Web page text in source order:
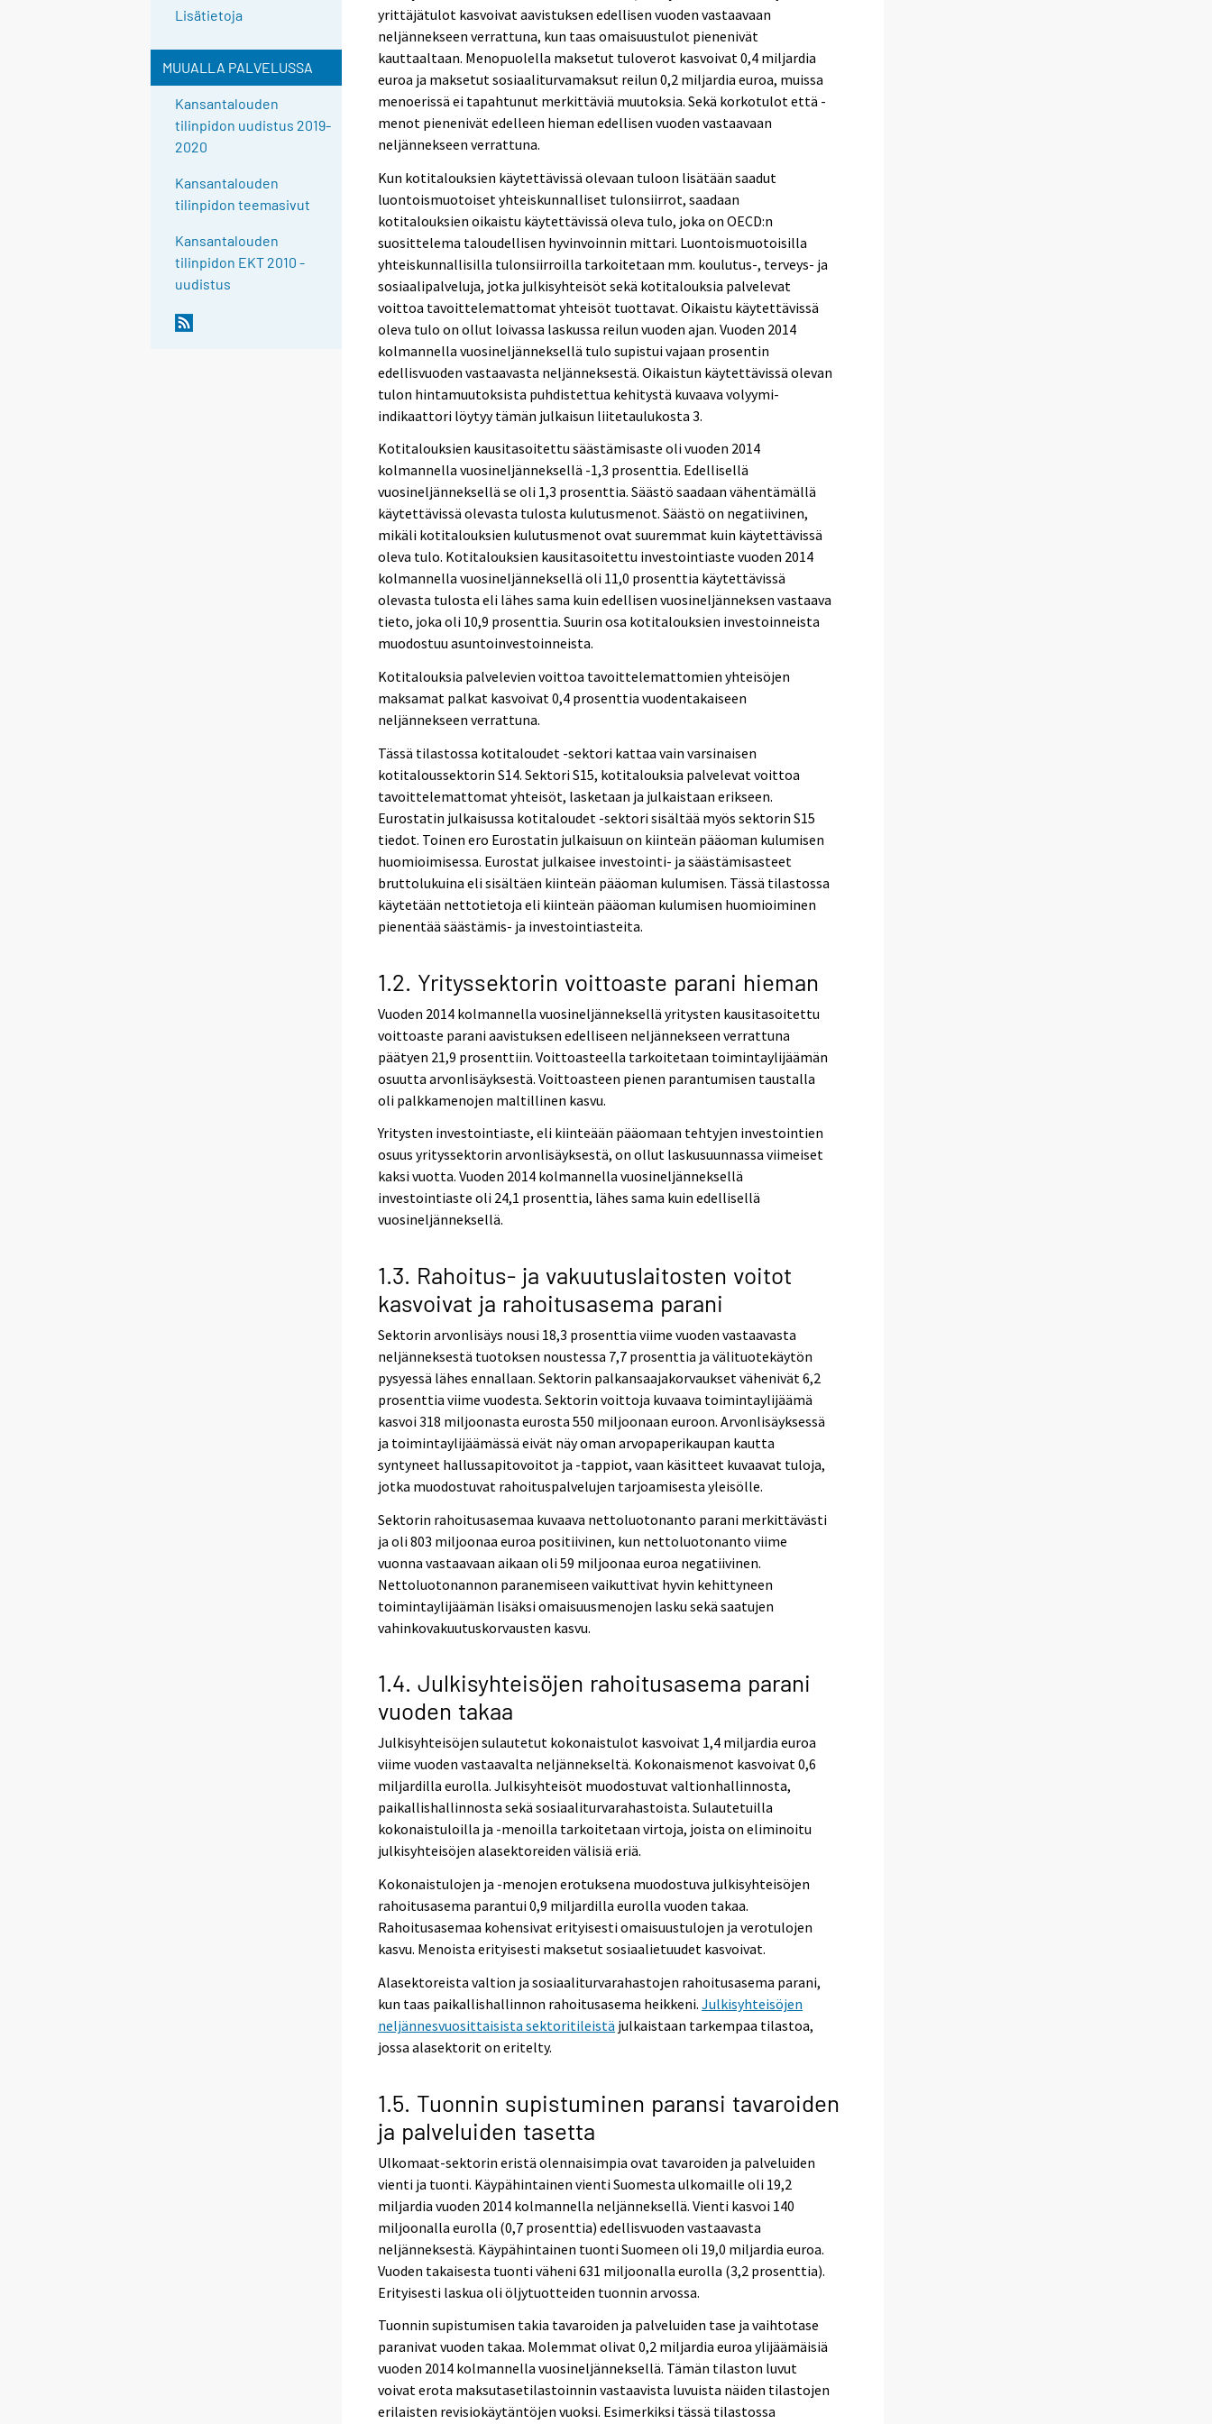
Lisätietoja
MUUALLA PALVELUSSA
Kansantalouden
tilinpidon uudistus 2019-
2020
Kansantalouden
tilinpidon teemasivut
Kansantalouden
tilinpidon EKT 2010 -
uudistus
yrittäjätulot kasvoivat aavistuksen edellisen vuoden vastaavaan
neljännekseen verrattuna, kun taas omaisuustulot pienenivät
kauttaaltaan. Menopuolella maksetut tuloverot kasvoivat 0,4 miljardia
euroa ja maksetut sosiaaliturvamaksut reilun 0,2 miljardia euroa, muissa
menoerissä ei tapahtunut merkittäviä muutoksia. Sekä korkotulot että -
menot pienenivät edelleen hieman edellisen vuoden vastaavaan
neljännekseen verrattuna.
Kun kotitalouksien käytettävissä olevaan tuloon lisätään saadut
luontoismuotoiset yhteiskunnalliset tulonsiirrot, saadaan
kotitalouksien oikaistu käytettävissä oleva tulo, joka on OECD:n
suosittelema taloudellisen hyvinvoinnin mittari. Luontoismuotoisilla
yhteiskunnallisilla tulonsiirroilla tarkoitetaan mm. koulutus-, terveys- ja
sosiaalipalveluja, jotka julkisyhteisöt sekä kotitalouksia palvelevat
voittoa tavoittelemattomat yhteisöt tuottavat. Oikaistu käytettävissä
oleva tulo on ollut loivassa laskussa reilun vuoden ajan. Vuoden 2014
kolmannella vuosineljänneksellä tulo supistui vajaan prosentin
edellisvuoden vastaavasta neljänneksestä. Oikaistun käytettävissä olevan
tulon hintamuutoksista puhdistettua kehitystä kuvaava volyymi-
indikaattori löytyy tämän julkaisun liitetaulukosta 3.
Kotitalouksien kausitasoitettu säästämisaste oli vuoden 2014
kolmannella vuosineljänneksellä -1,3 prosenttia. Edellisellä
vuosineljänneksellä se oli 1,3 prosenttia. Säästö saadaan vähentämällä
käytettävissä olevasta tulosta kulutusmenot. Säästö on negatiivinen,
mikäli kotitalouksien kulutusmenot ovat suuremmat kuin käytettävissä
oleva tulo. Kotitalouksien kausitasoitettu investointiaste vuoden 2014
kolmannella vuosineljänneksellä oli 11,0 prosenttia käytettävissä
olevasta tulosta eli lähes sama kuin edellisen vuosineljänneksen vastaava
tieto, joka oli 10,9 prosenttia. Suurin osa kotitalouksien investoinneista
muodostuu asuntoinvestoinneista.
Kotitalouksia palvelevien voittoa tavoittelemattomien yhteisöjen
maksamat palkat kasvoivat 0,4 prosenttia vuodentakaiseen
neljännekseen verrattuna.
Tässä tilastossa kotitaloudet -sektori kattaa vain varsinaisen
kotitaloussektorin S14. Sektori S15, kotitalouksia palvelevat voittoa
tavoittelemattomat yhteisöt, lasketaan ja julkaistaan erikseen.
Eurostatin julkaisussa kotitaloudet -sektori sisältää myös sektorin S15
tiedot. Toinen ero Eurostatin julkaisuun on kiinteän pääoman kulumisen
huomioimisessa. Eurostat julkaisee investointi- ja säästämisasteet
bruttolukuina eli sisältäen kiinteän pääoman kulumisen. Tässä tilastossa
käytetään nettotietoja eli kiinteän pääoman kulumisen huomioiminen
pienentää säästämis- ja investointiasteita.
1.2. Yrityssektorin voittoaste parani hieman
Vuoden 2014 kolmannella vuosineljänneksellä yritysten kausitasoitettu
voittoaste parani aavistuksen edelliseen neljännekseen verrattuna
päätyen 21,9 prosenttiin. Voittoasteella tarkoitetaan toimintaylijäämän
osuutta arvonlisäyksestä. Voittoasteen pienen parantumisen taustalla
oli palkkamenojen maltillinen kasvu.
Yritysten investointiaste, eli kiinteään pääomaan tehtyjen investointien
osuus yrityssektorin arvonlisäyksestä, on ollut laskusuunnassa viimeiset
kaksi vuotta. Vuoden 2014 kolmannella vuosineljänneksellä
investointiaste oli 24,1 prosenttia, lähes sama kuin edellisellä
vuosineljänneksellä.
1.3. Rahoitus- ja vakuutuslaitosten voitot
kasvoivat ja rahoitusasema parani
Sektorin arvonlisäys nousi 18,3 prosenttia viime vuoden vastaavasta
neljänneksestä tuotoksen noustessa 7,7 prosenttia ja välituotekäytön
pysyessä lähes ennallaan. Sektorin palkansaajakorvaukset vähenivät 6,2
prosenttia viime vuodesta. Sektorin voittoja kuvaava toimintaylijäämä
kasvoi 318 miljoonasta eurosta 550 miljoonaan euroon. Arvonlisäyksessä
ja toimintaylijäämässä eivät näy oman arvopaperikaupan kautta
syntyneet hallussapitovoitot ja -tappiot, vaan käsitteet kuvaavat tuloja,
jotka muodostuvat rahoituspalvelujen tarjoamisesta yleisölle.
Sektorin rahoitusasemaa kuvaava nettoluotonanto parani merkittävästi
ja oli 803 miljoonaa euroa positiivinen, kun nettoluotonanto viime
vuonna vastaavaan aikaan oli 59 miljoonaa euroa negatiivinen.
Nettoluotonannon paranemiseen vaikuttivat hyvin kehittyneen
toimintaylijäämän lisäksi omaisuusmenojen lasku sekä saatujen
vahinkovakuutuskorvausten kasvu.
1.4. Julkisyhteisöjen rahoitusasema parani
vuoden takaa
Julkisyhteisöjen sulautetut kokonaistulot kasvoivat 1,4 miljardia euroa
viime vuoden vastaavalta neljännekseltä. Kokonaismenot kasvoivat 0,6
miljardilla eurolla. Julkisyhteisöt muodostuvat valtionhallinnosta,
paikallishallinnosta sekä sosiaaliturvarahastoista. Sulautetuilla
kokonaistuloilla ja -menoilla tarkoitetaan virtoja, joista on eliminoitu
julkisyhteisöjen alasektoreiden välisiä eriä.
Kokonaistulojen ja -menojen erotuksena muodostuva julkisyhteisöjen
rahoitusasema parantui 0,9 miljardilla eurolla vuoden takaa.
Rahoitusasemaa kohensivat erityisesti omaisuustulojen ja verotulojen
kasvu. Menoista erityisesti maksetut sosiaalietuudet kasvoivat.
Alasektoreista valtion ja sosiaaliturvarahastojen rahoitusasema parani,
kun taas paikallishallinnon rahoitusasema heikkeni.Julkisyhteisöjen
neljännesvuosittaisista sektoritileistä julkaistaan tarkempaa tilastoa,
jossa alasektorit on eritelty.
1.5. Tuonnin supistuminen paransi tavaroiden
ja palveluiden tasetta
Ulkomaat-sektorin eristä olennaisimpia ovat tavaroiden ja palveluiden
vienti ja tuonti. Käypähintainen vienti Suomesta ulkomaille oli 19,2
miljardia vuoden 2014 kolmannella neljänneksellä. Vienti kasvoi 140
miljoonalla eurolla (0,7 prosenttia) edellisvuoden vastaavasta
neljänneksestä. Käypähintainen tuonti Suomeen oli 19,0 miljardia euroa.
Vuoden takaisesta tuonti väheni 631 miljoonalla eurolla (3,2 prosenttia).
Erityisesti laskua oli öljytuotteiden tuonnin arvossa.
Tuonnin supistumisen takia tavaroiden ja palveluiden tase ja vaihtotase
paranivat vuoden takaa. Molemmat olivat 0,2 miljardia euroa ylijäämäisiä
vuoden 2014 kolmannella vuosineljänneksellä. Tämän tilaston luvut
voivat erota maksutasetilastoinnin vastaavista luvuista näiden tilastojen
erilaisten revisiokäytäntöjen vuoksi. Esimerkiksi tässä tilastossa